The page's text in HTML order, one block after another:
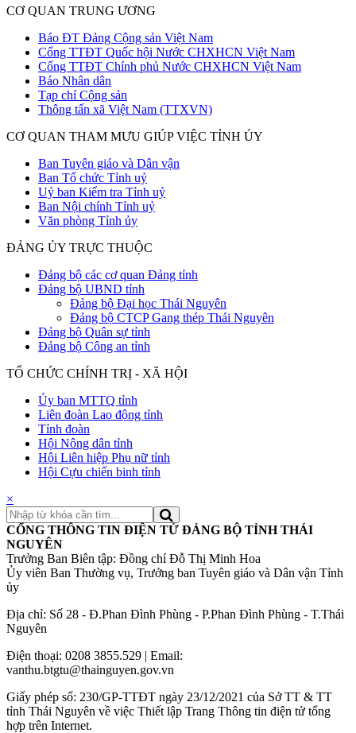
CƠ QUAN TRUNG ƯƠNG
Báo ĐT Đảng Cộng sản Việt Nam
Cổng TTĐT Quốc hội Nước CHXHCN Việt Nam
Cổng TTĐT Chính phủ Nước CHXHCN Việt Nam
Báo Nhân dân
Tạp chí Cộng sản
Thông tấn xã Việt Nam (TTXVN)
CƠ QUAN THAM MƯU GIÚP VIỆC TỈNH ỦY
Ban Tuyên giáo và Dân vận
Ban Tổ chức Tỉnh uỷ
Uỷ ban Kiểm tra Tỉnh uỷ
Ban Nội chính Tỉnh uỷ
Văn phòng Tỉnh ủy
ĐẢNG ỦY TRỰC THUỘC
Đảng bộ các cơ quan Đảng tỉnh
Đảng bộ UBND tỉnh
Đảng bộ Đại học Thái Nguyên
Đảng bộ CTCP Gang thép Thái Nguyên
Đảng bộ Quân sự tỉnh
Đảng bộ Công an tỉnh
TỔ CHỨC CHÍNH TRỊ - XÃ HỘI
Ủy ban MTTQ tỉnh
Liên đoàn Lao động tỉnh
Tỉnh đoàn
Hội Nông dân tỉnh
Hội Liên hiệp Phụ nữ tỉnh
Hội Cựu chiến binh tỉnh
×
CỔNG THÔNG TIN ĐIỆN TỬ ĐẢNG BỘ TỈNH THÁI
NGUYÊN
Trưởng Ban Biên tập: Đồng chí Đỗ Thị Minh Hoa
Ủy viên Ban Thường vụ, Trưởng ban Tuyên giáo và Dân vận Tỉnh
ủy
Địa chỉ: Số 28 - Đ.Phan Đình Phùng - P.Phan Đình Phùng - T.Thái
Nguyên
Điện thoại: 0208 3855.529 | Email:
vanthu.btgtu@thainguyen.gov.vn
Giấy phép số: 230/GP-TTĐT ngày 23/12/2021 của Sở TT & TT
tỉnh Thái Nguyên về việc Thiết lập Trang Thông tin điện tử tổng
hợp trên Internet.